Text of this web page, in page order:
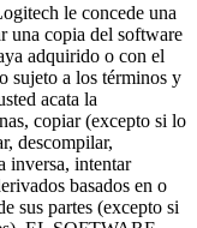
le concede una
una copia del software
adquirido o con el
sujeto a los términos y
acata la
copiar (excepto si lo
descompilar,
inversa, intentar
basados en o
sus partes (excepto si